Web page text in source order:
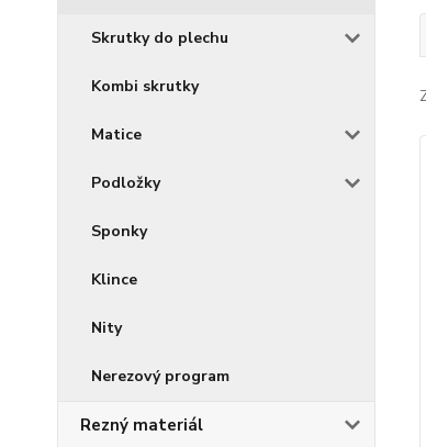
Skrutky do plechu
Kombi skrutky
Matice
Podložky
Sponky
Klince
Nity
Nerezový program
Rezný materiál